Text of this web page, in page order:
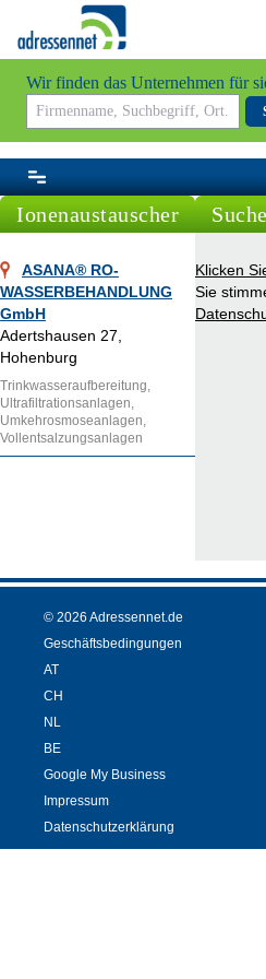
Wir finden das Unternehmen für
Ionenaustauscher
ASANA® RO-
WASSERBEHANDLUNG
GmbH
Adertshausen 27,
Hohenburg
Trinkwasseraufbereitung,
Ultrafiltrationsanlagen,
Umkehrosmoseanlagen,
Vollentsalzungsanlagen
Klicken
Sie
© 2026 Adressennet.de
Geschäftsbedingungen
AT
CH
NL
BE
Google My Business
Impressum
Datenschutzerklärung